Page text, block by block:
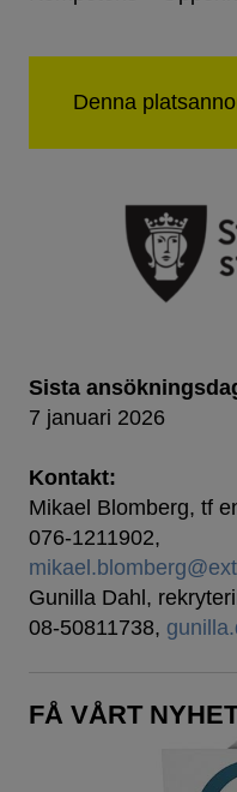
Sista
7 januari 2026
Kontakt:
Mikael Blomberg, tf
076-1211902,
Gunilla Dahl,
08-50811738,
FÅ VÅRT